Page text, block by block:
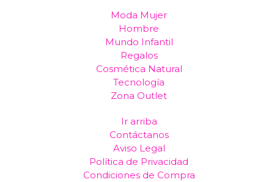
Moda Mujer
Hombre
Mundo Infantil
Regalos
Cosmética Natural
Tecnología
Zona Outlet
Ir arriba
Contáctanos
Aviso Legal
Política de Privacidad
Condiciones de Compra